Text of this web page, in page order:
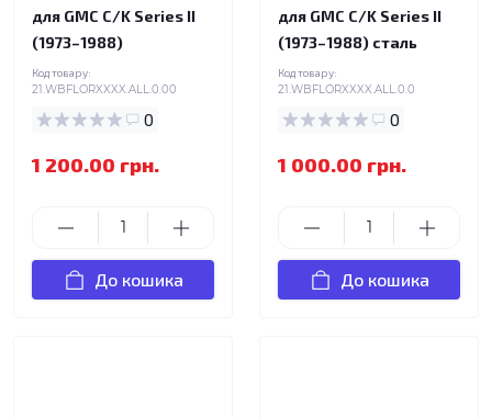
для GMC C/K Series II
(1973–1988)
Код товару:
21.WBFLORXXXX.ALL.0.00
0
1 200.00 грн.
До кошика
для GMC C/K Series II
(1973–1988) сталь
Код товару:
21.WBFLORXXXX.ALL.0.0
0
1 000.00 грн.
До кошика